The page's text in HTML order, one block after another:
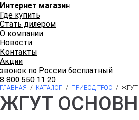
Интернет магазин
Где купить
Стать дилером
О компании
Новости
Контакты
Акции
звонок по России бесплатный
8 800 550 11 20
ГЛАВНАЯ / КАТАЛОГ / ПРИВОД ТРОС / ЖГУТ
ЖГУТ